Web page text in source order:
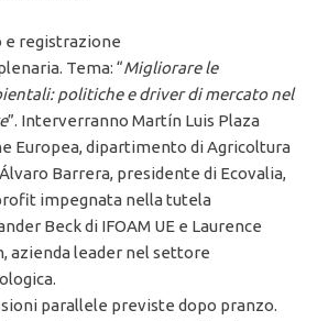
e registrazione
Tema: “Migliorare le
politiche e driver di mercato nel
”. Interverranno Martín Luis Plaza
Europea, dipartimento di Agricoltura
Barrera, presidente di Ecovalia,
impegnata nella tutela
Beck di IFOAM UE e Laurence
azienda leader nel settore
parallele previste dopo pranzo.